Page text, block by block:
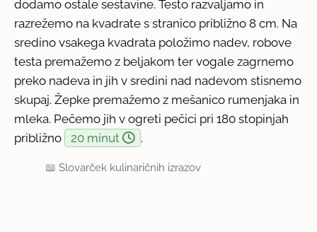
dodamo ostale sestavine. Testo razvaljamo in
razrežemo na kvadrate s stranico približno 8 cm. Na
sredino vsakega kvadrata položimo nadev, robove
testa premažemo z beljakom ter vogale zagrnemo
preko nadeva in jih v sredini nad nadevom stisnemo
skupaj. Žepke premažemo z mešanico rumenjaka in
mleka. Pečemo jih v ogreti pečici pri 180 stopinjah
približno
20 minut .
📖Slovarček kulinaričnih izrazov